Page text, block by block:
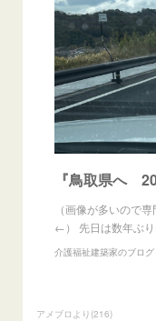
『鳥取県へ
（画像が多いので
←） 先日は数年ぶ
介護福祉建築家のブログ
アメブロより (216)